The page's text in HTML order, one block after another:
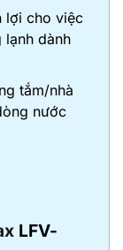
lợi cho việc
lạnh dành
tắm/nhà
nước
LFV-